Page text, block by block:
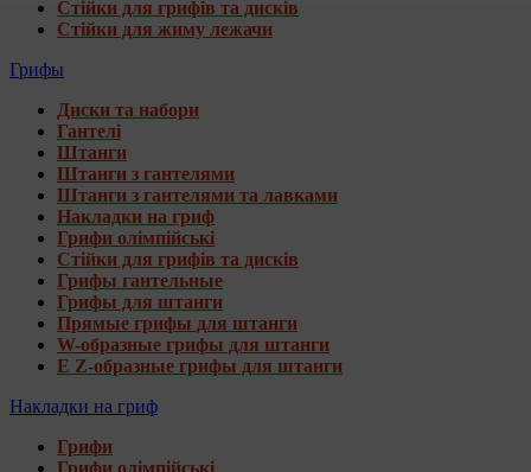
Стійки для грифів та дисків
Стійки для жиму лежачи
Грифы
Диски та набори
Гантелі
Штанги
Штанги з гантелями
Штанги з гантелями та лавками
Накладки на гриф
Грифи олімпійські
Стійки для грифів та дисків
Грифы гантельные
Грифы для штанги
Прямые грифы для штанги
W-образные грифы для штанги
E Z-образные грифы для штанги
Накладки на гриф
Грифи
Грифи олімпійські